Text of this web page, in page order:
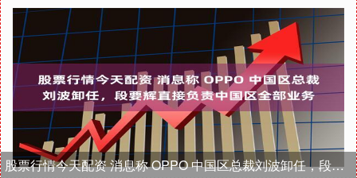
股票行情今天配资 消息称 OPPO 中国区总裁刘波卸任，段要辉直接负责中国区全部业务